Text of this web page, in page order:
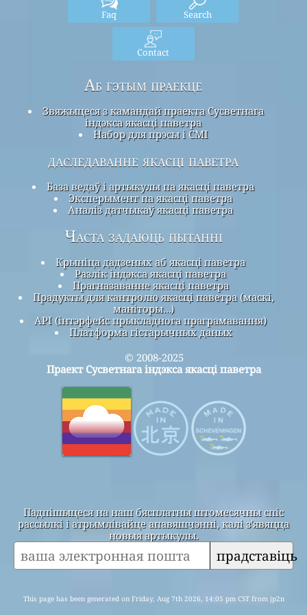
Faq Search
Contact
Аб гэтым праекце
Звяжыцеся з камандай праекта Сусветнага
індэкса якасці паветра
Набор для прэсы і СМІ
даследаванне якасці паветра
База ведаў і артыкулы па якасці паветра
Эксперымент па якасці паветра
Аналіз датчыкаў якасці паветра
Часта задаюць пытанні
Крыніца дадзеных аб якасці паветра
Разлік індэкса якасці паветра
Прагназаванне якасці паветра
Прадукты для кантролю якасці паветра (маскі,
маніторы…)
API (інтэрфейс прыкладнога праграмавання)
Платформа гістарычных даных
© 2008-2025
Праект Сусветнага індэкса якасці паветра
Падпішыцеся на наш бясплатны штомесячны спіс
рассылкі і атрымлівайце апавяшчэнні, калі з'явяцца
новыя артыкулы.
прадставіць
This page has been generated on Friday, Aug 7th 2026, 14:05 pm CST from jp2n